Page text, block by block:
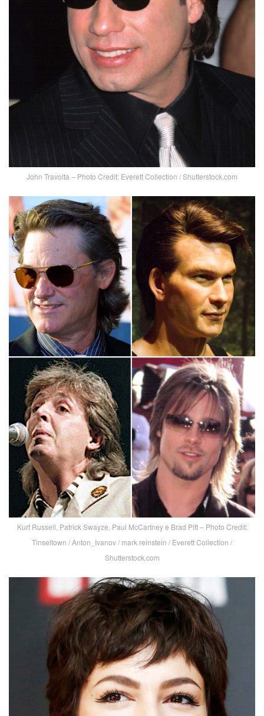
John Travolta – Photo Credit: Everett Collection / Shutterstock.com
Kurt Russell, Patrick Swayze, Paul McCartney e Brad Pitt – Photo Credit:
Tinseltown / Anton_Ivanov / mark reinstein / Everett Collection /
Shutterstock.com